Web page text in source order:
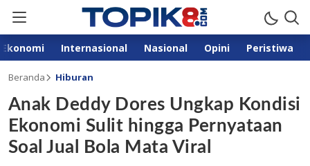
Ekonomi Internasional Nasional Opini Peristiwa
Beranda Hiburan
Anak Deddy Dores Ungkap Kondisi
Ekonomi Sulit hingga Pernyataan
Soal Jual Bola Mata Viral